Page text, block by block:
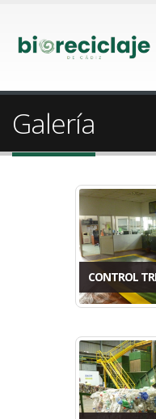
Galería
CONTROL